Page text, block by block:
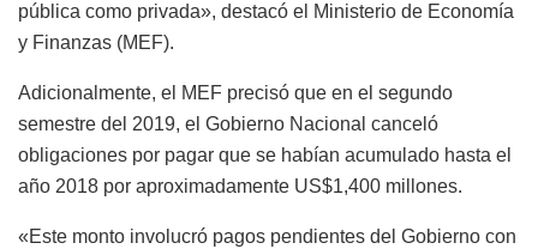
pública como privada», destacó el Ministerio de Economía
y Finanzas (MEF).
Adicionalmente, el MEF precisó que en el segundo
semestre del 2019, el Gobierno Nacional canceló
obligaciones por pagar que se habían acumulado hasta el
año 2018 por aproximadamente US$1,400 millones.
«Este monto involucró pagos pendientes del Gobierno con